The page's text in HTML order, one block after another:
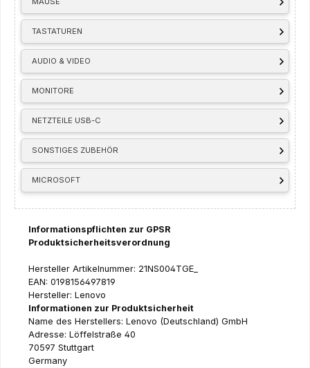
TASTATUREN
AUDIO & VIDEO
MONITORE
NETZTEILE USB-C
SONSTIGES ZUBEHÖR
MICROSOFT
Informationspflichten zur GPSR
Produktsicherheitsverordnung
Hersteller Artikelnummer: 21NS004TGE_
EAN: 0198156497819
Hersteller: Lenovo
Informationen zur Produktsicherheit
Name des Herstellers: Lenovo (Deutschland) GmbH
Adresse: Löffelstraße 40
70597 Stuttgart
Germany